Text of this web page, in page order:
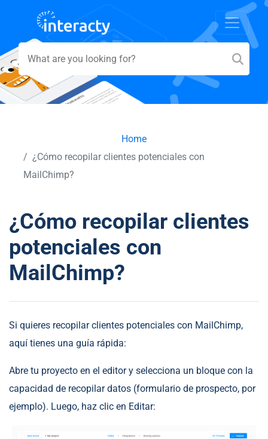
Home
¿Cómo recopilar clientes potenciales con
MailChimp?
¿Cómo recopilar clientes
potenciales con
MailChimp?
Si quieres recopilar clientes potenciales con MailChimp,
aquí tienes una guía rápida:
Abre tu proyecto en el editor y selecciona un bloque con la
capacidad de recopilar datos (formulario de prospecto, por
ejemplo). Luego, haz clic en Editar: